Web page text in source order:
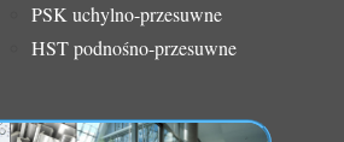
PSK uchylno-przesuwne
HST podnośno-przesuwne